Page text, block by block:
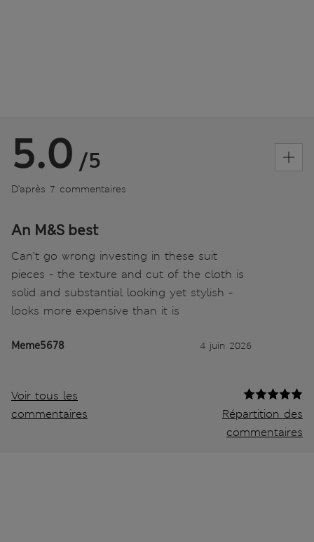
5.0 /5
D’après 7 commentaires
An M&S best
Can’t go wrong investing in these suit
pieces - the texture and cut of the cloth is
solid and substantial looking yet stylish -
looks more expensive than it is
Meme5678 4 juin 2026
Voir tous les
commentaires
Répartition des
commentaires